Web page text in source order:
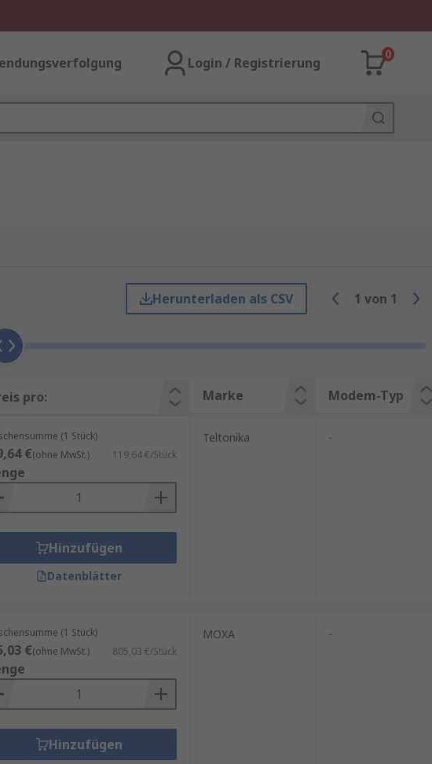
Login / Registrierung
0
Herunterladen als CSV 1 von 1
pro: Marke Modem-Typ
(1 Stück)
€(ohne MwSt.) 119,64 €/Stück
Hinzufügen
Datenblätter
Teltonika -
(1 Stück)
€(ohne MwSt.) 805,03 €/Stück
Hinzufügen
MOXA -